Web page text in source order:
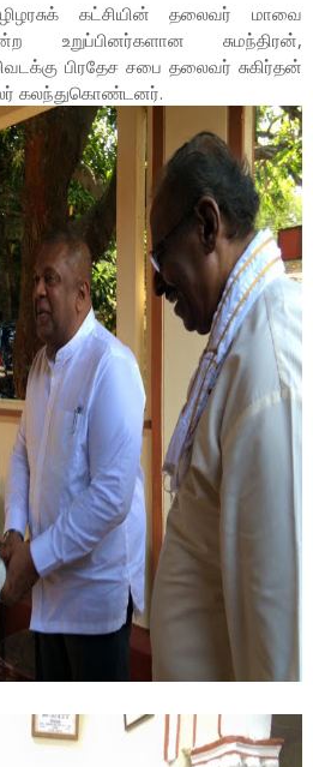
கட்சியின் தலைவர் மாவை
உறுப்பினர்களான சுமந்திரன்,
பிரதேச சபை தலைவர் சுகிர்தன்
கலந்துகொண்டனர்.